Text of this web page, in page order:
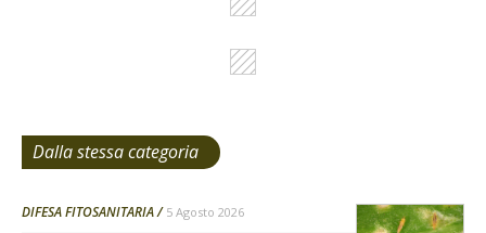
Dalla stessa categoria
DIFESA FITOSANITARIA 5 Agosto 2026